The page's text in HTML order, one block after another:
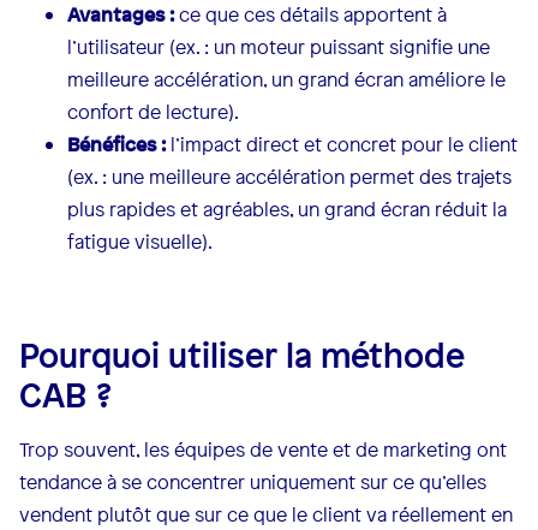
Avantages :ce que ces détails apportent à
l’utilisateur (ex. : un moteur puissant signifie une
meilleure accélération, un grand écran améliore le
confort de lecture).
Bénéfices :l’impact direct et concret pour le client
(ex. : une meilleure accélération permet des trajets
plus rapides et agréables, un grand écran réduit la
fatigue visuelle).
Pourquoi utiliser la méthode
CAB ?
Trop souvent, les équipes de vente et de marketing ont
tendance à se concentrer uniquement sur ce qu’elles
vendent plutôt que sur ce que le client va réellement en